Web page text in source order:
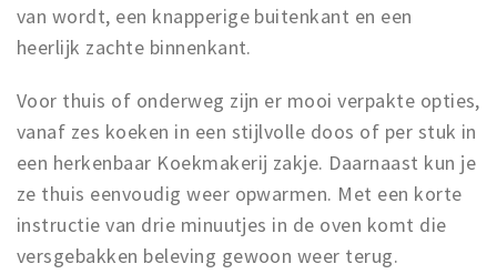
van wordt, een knapperige buitenkant en een
heerlijk zachte binnenkant.
Voor thuis of onderweg zijn er mooi verpakte opties,
vanaf zes koeken in een stijlvolle doos of per stuk in
een herkenbaar Koekmakerij zakje. Daarnaast kun je
ze thuis eenvoudig weer opwarmen. Met een korte
instructie van drie minuutjes in de oven komt die
versgebakken beleving gewoon weer terug.